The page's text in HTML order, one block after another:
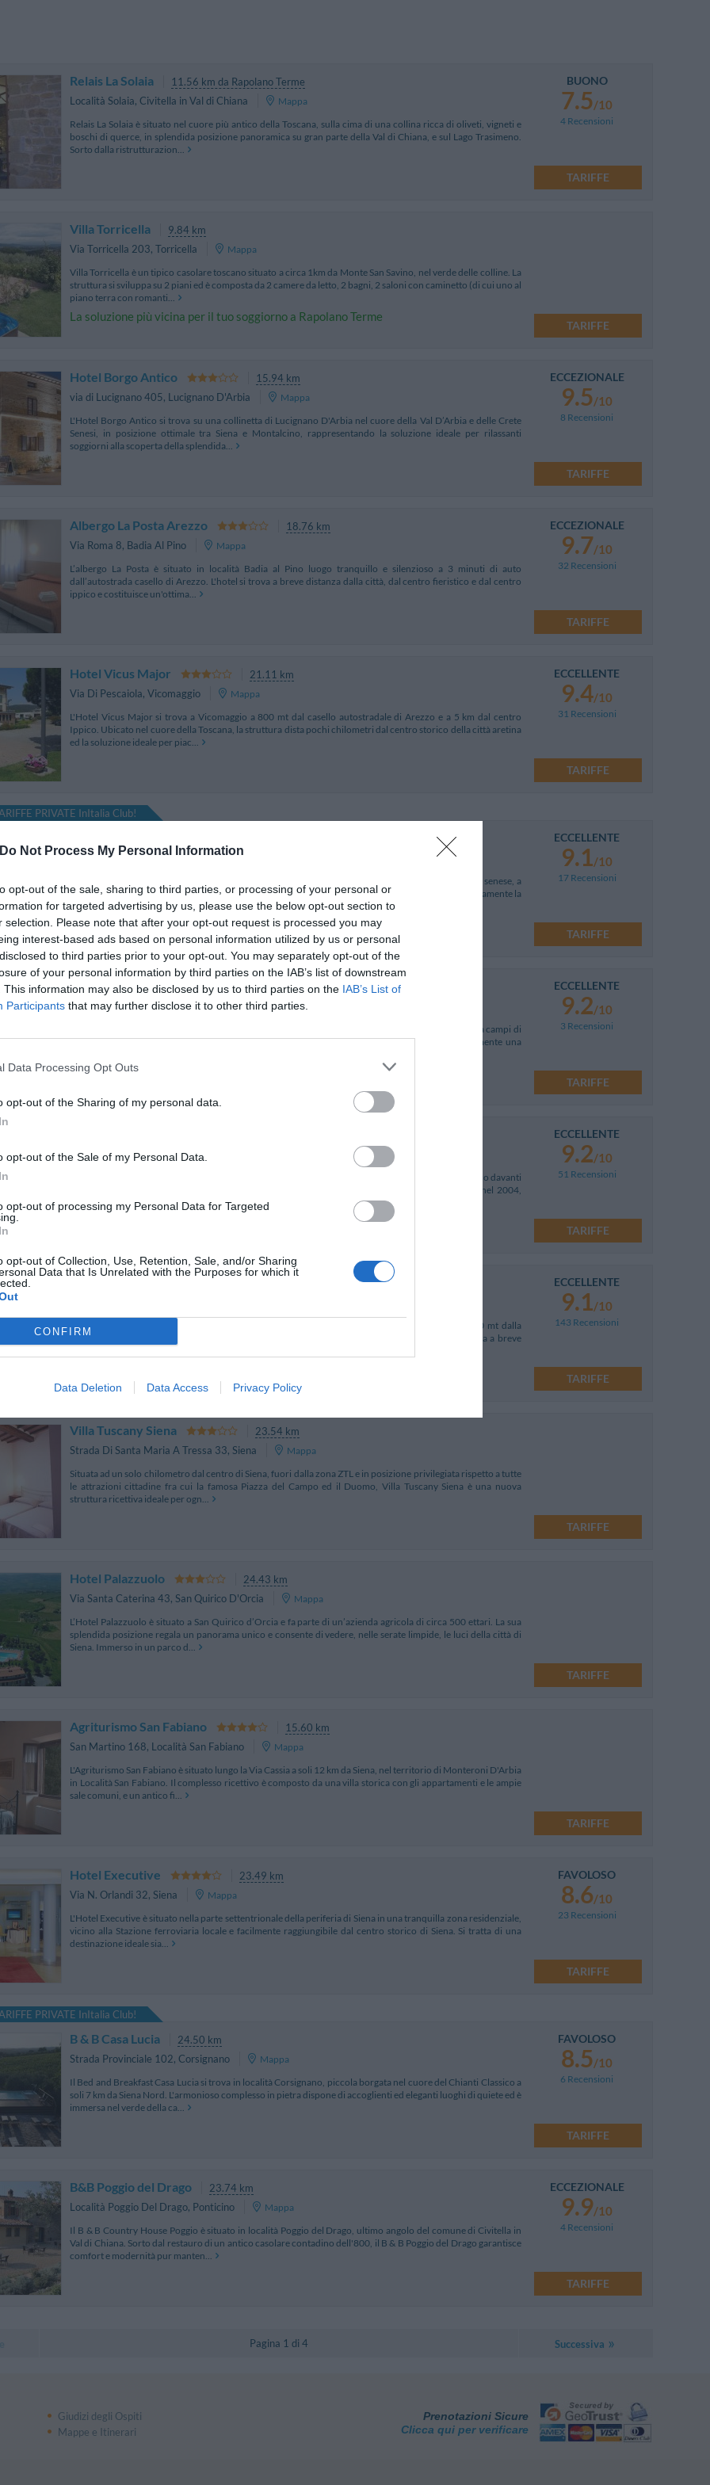
Do Not Process My Personal Information
opt-out of the sale, sharing to third parties, or processing of your personal or
for targeted advertising by us, please use the below opt-out section to
selection. Please note that after your opt-out request is processed you may
interest-based ads based on personal information utilized by us or personal
to third parties prior to your opt-out. You may separately opt-out of the
of your personal information by third parties on the IAB’s list of downstream
This information may also be disclosed by us to third parties on the IAB’s List of
Participants that may further disclose it to other third parties.
Data Processing Opt Outs
opt-out of the Sharing of my personal data.
opt-out of the Sale of my Personal Data.
opt-out of processing my Personal Data for Targeted
opt-out of Collection, Use, Retention, Sale, and/or Sharing
Data that Is Unrelated with the Purposes for which it
CONFIRM
Data Deletion Data Access Privacy Policy
Relais La Solaia
11.56 km da Rapolano Terme
Località Solaia, Civitella in Val di Chiana
Mappa
Relais La Solaia è situato nel cuore più antico della Toscana, sulla cima di una collina ricca di oliveti, vigneti e
boschi di querce, in splendida posizione panoramica su gran parte della Val di Chiana, e sul Lago Trasimeno.
Sorto dalla ristrutturazion...
BUONO
7.5/10
4 Recensioni
TARIFFE
Villa Torricella
9.84 km
Via Torricella 203, Torricella
Mappa
Villa Torricella è un tipico casolare toscano situato a circa 1km da Monte San Savino, nel verde delle colline. La
struttura si sviluppa su 2 piani ed è composta da 2 camere da letto, 2 bagni, 2 saloni con caminetto (di cui uno al
piano terra con romanti...
La soluzione più vicina per il tuo soggiorno a Rapolano Terme
TARIFFE
Hotel Borgo Antico
15.94 km
via di Lucignano 405, Lucignano D'Arbia
Mappa
L'Hotel Borgo Antico si trova su una collinetta di Lucignano D'Arbia nel cuore della Val D’Arbia e delle Crete
Senesi, in posizione ottimale tra Siena e Montalcino, rappresentando la soluzione ideale per rilassanti
soggiorni alla scoperta della splendida...
ECCEZIONALE
9.5/10
8 Recensioni
TARIFFE
Albergo La Posta Arezzo
18.76 km
Via Roma 8, Badia Al Pino
Mappa
L’albergo La Posta è situato in località Badia al Pino luogo tranquillo e silenzioso a 3 minuti di auto
dall’autostrada casello di Arezzo. L'hotel si trova a breve distanza dalla città, dal centro fieristico e dal centro
ippico e costituisce un'ottima...
ECCEZIONALE
9.7/10
32 Recensioni
TARIFFE
Hotel Vicus Major
21.11 km
Via Di Pescaiola, Vicomaggio
Mappa
L'Hotel Vicus Major si trova a Vicomaggio a 800 mt dal casello autostradale di Arezzo e a 5 km dal centro
Ippico. Ubicato nel cuore della Toscana, la struttura dista pochi chilometri dal centro storico della città aretina
ed la soluzione ideale per piac...
ECCELLENTE
9.4/10
31 Recensioni
TARIFFE
PRIVATE InItalia Club!
Str. Massetana Romana 68,Siena
L'Hotel Ai Tufi, si sviluppa in una casa colonica ottocentesca ristrutturata e situata nella campagna senese, a
800 mt dalla cinta muraria e da Porti Tufi. La sua posizione strategica consente di raggiungere comodamente la
città di Siena i borghi medieval...
ECCELLENTE
9.1/10
17 Recensioni
TARIFFE
Hotel Le Capanne
22.48 km
Loc. Il Matto 44/45,Olmo
Mappa
L’Hotel Le Capanne, a soli 5 km da Arezzo, è un piccolo albergo immerso nella campagna toscana fra campi di
tabacco, di grano e girasoli. Sorto dalla ristrutturazione di un antico casale del '700, offre attualmente una
ECCELLENTE
9.2/10
3 Recensioni
TARIFFE
Viale Curtatone 15,Siena
L'Albergo Chiusarelli, dal 1870 simbolo dell'ospitalità a Siena, è situato in un edificio in stile neoclassico davanti
alla Basilica di San Domenico, a pochi passi da Piazza del Campo. Completamente ristrutturato nel 2004,
l'hotel conserva intatte le pec...
ECCELLENTE
9.2/10
51 Recensioni
TARIFFE
L'Albergo Minerva è situato nel centro storico di Siena, a 10 minuti da Piazza del Campo e a 500 mt dalla
Stazione ferroviaria, in posizione dominante sul panorama della città. L'uscita autostradale si trova a breve
ECCELLENTE
9.1/10
143 Recensioni
TARIFFE
Villa Tuscany Siena
23.54 km
Strada Di Santa Maria A Tressa 33, Siena
Mappa
Situata ad un solo chilometro dal centro di Siena, fuori dalla zona ZTL e in posizione privilegiata rispetto a tutte
le attrazioni cittadine fra cui la famosa Piazza del Campo ed il Duomo, Villa Tuscany Siena è una nuova
struttura ricettiva ideale per ogn...
TARIFFE
Hotel Palazzuolo
24.43 km
Via Santa Caterina 43, San Quirico D'Orcia
Mappa
L’Hotel Palazzuolo è situato a San Quirico d’Orcia e fa parte di un’azienda agricola di circa 500 ettari. La sua
splendida posizione regala un panorama unico e consente di vedere, nelle serate limpide, le luci della città di
Siena. Immerso in un parco d...
TARIFFE
Agriturismo San Fabiano
15.60 km
San Martino 168, Località San Fabiano
Mappa
L'Agriturismo San Fabiano è situato lungo la Via Cassia a soli 12 km da Siena, nel territorio di Monteroni D'Arbia
in Località San Fabiano. Il complesso ricettivo è composto da una villa storica con gli appartamenti e le ampie
sale comuni, e un antico fi...
TARIFFE
Hotel Executive
23.49 km
Via N. Orlandi 32, Siena
Mappa
L'Hotel Executive è situato nella parte settentrionale della periferia di Siena in una tranquilla zona residenziale,
vicino alla Stazione ferroviaria locale e facilmente raggiungibile dal centro storico di Siena. Si tratta di una
destinazione ideale sia...
FAVOLOSO
8.6/10
23 Recensioni
TARIFFE
PRIVATE InItalia Club!
B & B Casa Lucia
24.50 km
Strada Provinciale 102, Corsignano
Mappa
Il Bed and Breakfast Casa Lucia si trova in località Corsignano, piccola borgata nel cuore del Chianti Classico a
soli 7 km da Siena Nord. L'armonioso complesso in pietra dispone di accoglienti ed eleganti luoghi di quiete ed è
immersa nel verde della ca...
FAVOLOSO
8.5/10
6 Recensioni
TARIFFE
B&B Poggio del Drago
23.74 km
Località Poggio Del Drago, Ponticino
Mappa
Il B & B Country House Poggio è situato in località Poggio del Drago, ultimo angolo del comune di Civitella in
Val di Chiana. Sorto dal restauro di un antico casolare contadino dell'800, il B & B Poggio del Drago garantisce
comfort e modernità pur manten...
ECCEZIONALE
9.9/10
4 Recensioni
TARIFFE
Pagina 1 di 4 Successiva
Giudizi degli Ospiti
Mappe e Itinerari
Prenotazioni Sicure
Clicca qui per verificare